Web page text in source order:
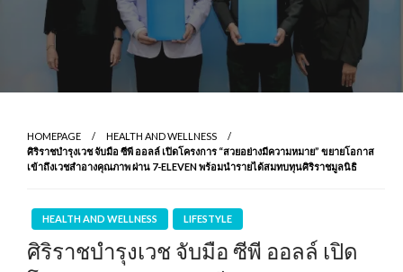
HOMEPAGE
HEALTH AND WELLNESS
ศิริราชบำรุงเวช จับมือ ซีพี ออลล์ เปิดโครงการ “สวยอย่างมีความหมาย” ขยายโอกาส
เข้าถึงเวชสำอางคุณภาพ ผ่าน 7-ELEVEN พร้อมนำรายได้สมทบทุนศิริราชมูลนิธิ
HEALTH AND WELLNESS LIFESTYLE
ศิริราชบำรุงเวช จับมือ ซีพี ออลล์ เปิด